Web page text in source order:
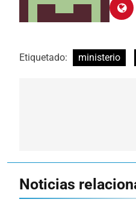
Etiquetado: ministerio
Noticias